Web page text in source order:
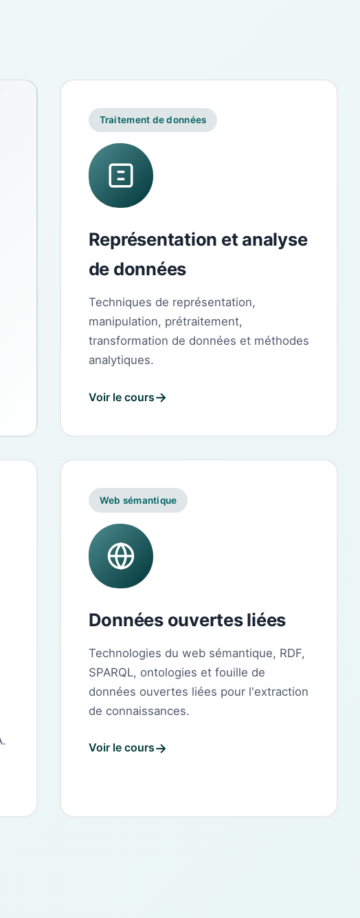
Traitement de données
Représentation et analyse
de données
Techniques de représentation,
manipulation, prétraitement,
transformation de données et méthodes
analytiques.
Voir le cours
Web sémantique
Données ouvertes liées
Technologies du web sémantique, RDF,
SPARQL, ontologies et fouille de
données ouvertes liées pour l'extraction
de connaissances.
Voir le cours